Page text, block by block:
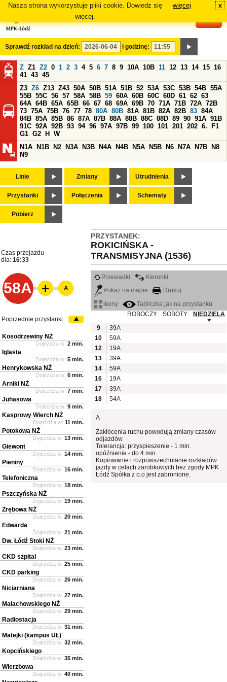
Nasza strona wykorzystuje pliki cookie. Dowiedz się
więcej.
więcej x
Sprawdź rozkład na dzień: i godzinę:
Z Z1 Z2 0 1 2 3 4 5 6 7 8 9 10A 10B 11 12 13 14 15 16
41 43 45
Z3 Z6 Z13 Z43 50A 50B 51A 51B 52 53A 53C 53B 54B 55A
55B 55C 56 57 58A 58B 59 60A 60B 60C 60D 61 62 63
64A 64B 65A 65B 66 67 68 69A 69B 70 71A 71B 72A 72B
73 75A 75B 76 77 78 80A 80B 81A 81B 82A 82B 83 84A
84B 85A 85B 86 87A 87B 88A 88B 88C 88D 89 90 91A 91B
91C 92A 92B 93 94 96 97A 97B 99 100 101 201 202 6.
F1
G1 G2 H
W
N1A
N1B N2 N3A N3B N4A N4B N5A N5B N6 N7A N7B
N8
N9
Linie Zmiany Utrudnienia
Przystanki Połączenia Schematy
Pobierz
PRZYSTANEK:
ROKICIŃSKA -
TRANSMISYJNA (1536)
Czas przejazdu
dla: 16:33
58A
Przesiadki
Kierunki
Pokaż na mapie
Drukuj
ikony
Tabliczka jak na przystanku
ROBOCZY
SOBOTY
NIEDZIELA
9
39A
10
59A
12
19A
13
39A
14
59A
16
19A
17
39A
18
54A
A
Zakłócenia ruchu powodują zmiany czasów
odjazdów
Tolerancja: przyspieszenie - 1 min.
opóźnienie - do 4 min.
Kopiowanie i rozpowszechnianie rozkładów
jazdy w celach zarobkowych bez zgody MPK
Łódź Spółka z o.o jest zabronione.
A
Poprzednie przystanki
Kosodrzewiny NŻ
Dojeżdża w: 2 min.
Iglasta
Dojeżdża w: 5 min.
Henrykowska NŻ
Dojeżdża w: 6 min.
Arniki NŻ
Dojeżdża w: 7 min.
Juhasowa
Dojeżdża w: 9 min.
Kasprowy Wierch NŻ
Dojeżdża w: 11 min.
Potokowa NŻ
Dojeżdża w: 13 min.
Giewont
Dojeżdża w: 14 min.
Pieniny
Dojeżdża w: 16 min.
Telefoniczna
Dojeżdża w: 18 min.
Pszczyńska NŻ
Dojeżdża w: 19 min.
Zrębowa NŻ
Dojeżdża w: 20 min.
Edwarda
Dojeżdża w: 21 min.
Dw. Łódź Stoki NŻ
Dojeżdża w: 23 min.
CKD szpital
Dojeżdża w: 25 min.
CKD parking
Dojeżdża w: 26 min.
Niciarniana
Dojeżdża w: 27 min.
Małachowskiego NŻ
Dojeżdża w: 29 min.
Radiostacja
Dojeżdża w: 31 min.
Matejki (kampus UŁ)
Dojeżdża w: 32 min.
Kopcińskiego
Dojeżdża w: 35 min.
Wierzbowa
Dojeżdża w: 40 min.